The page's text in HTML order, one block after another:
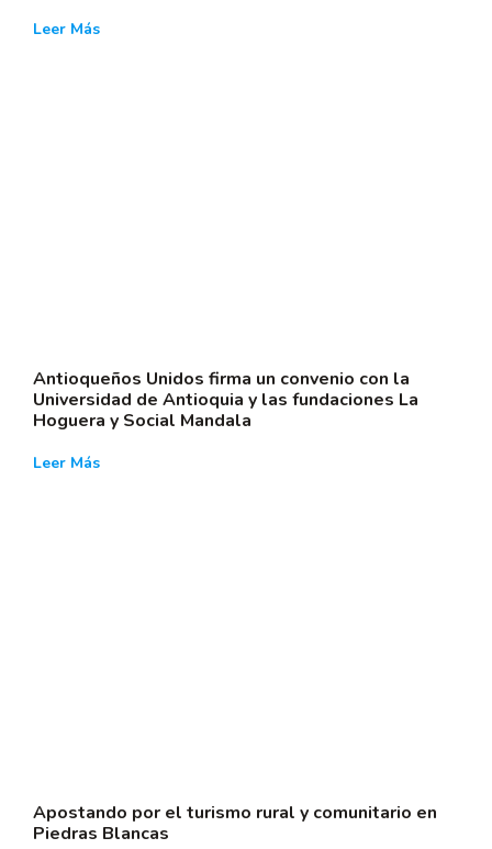
Leer Más
Antioqueños Unidos firma un convenio con la
Universidad de Antioquia y las fundaciones La
Hoguera y Social Mandala
Leer Más
Apostando por el turismo rural y comunitario en
Piedras Blancas